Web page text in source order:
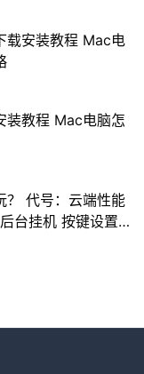
载安装教程 Mac电
装教程 Mac电脑怎
？ 代号：云端性能
台挂机 按键设置